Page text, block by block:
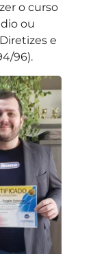
o curso
ou
e
96).